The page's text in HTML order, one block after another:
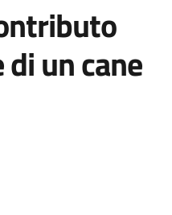
un cane